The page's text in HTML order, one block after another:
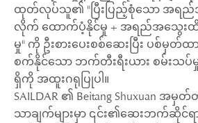
ထုတ်လုပ်သူ၏ "ပြီးပြည့်စုံသော အရည်အခ
လိုက် ထောက်ပံ့နိုင်မှု + အရည်အသွေးထိန်
မှု" ကို ဦးစားပေးစစ်ဆေးပြီး ပစ်မှတ်ထ
စက်နိုင်သော ဘက်တီးရီးယား စမ်းသပ်မှု
ရှိကို အထူးဂရုပြုပါ။
SAILDAR ၏ Beitang Shuxuan
သာချက်များမှာ ၎င်း၏ဆေးဘက်ဆိုင်ရ